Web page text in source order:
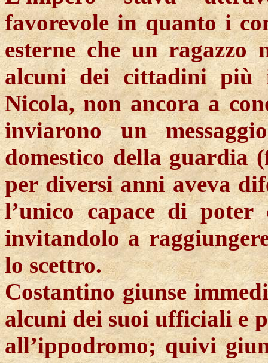
favorevole in quanto i
esterne che un ragazzo
alcuni dei cittadini più
Nicola, non ancora a
inviarono un
domestico della guardia
per diversi anni aveva
l’unico capace di poter
invitandolo a
lo scettro.
Costantino giunse
alcuni dei suoi ufficiali e
all’ippodromo; quivi